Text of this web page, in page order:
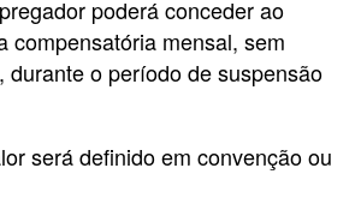
poderá conceder ao
compensatória mensal, sem
durante o período de suspensão
será definido em convenção ou